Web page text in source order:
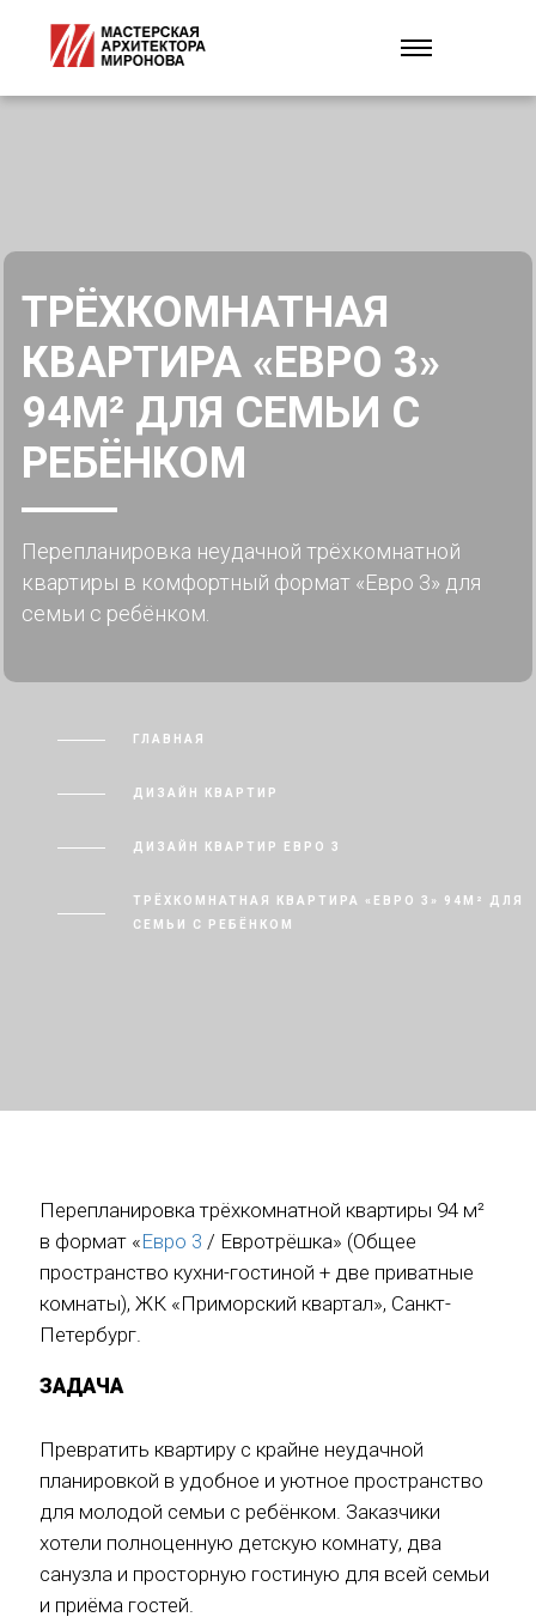
ТРЁХКОМНАТНАЯ
КВАРТИРА «ЕВРО 3»
94М² ДЛЯ СЕМЬИ С
РЕБЁНКОМ
Перепланировка неудачной трёхкомнатной
квартиры в комфортный формат «Евро 3» для
семьи с ребёнком.
ГЛАВНАЯ
ДИЗАЙН КВАРТИР
ДИЗАЙН КВАРТИР ЕВРО 3
ТРЁХКОМНАТНАЯ КВАРТИРА «ЕВРО 3» 94М² ДЛЯ
СЕМЬИ С РЕБЁНКОМ
Перепланировка трёхкомнатной квартиры 94 м²
в формат «Евро 3 / Евротрёшка» (Общее
пространство кухни-гостиной + две приватные
комнаты), ЖК «Приморский квартал», Санкт-
Петербург.
ЗАДАЧА
Превратить квартиру с крайне неудачной
планировкой в удобное и уютное пространство
для молодой семьи с ребёнком. Заказчики
хотели полноценную детскую комнату, два
санузла и просторную гостиную для всей семьи
и приёма гостей.